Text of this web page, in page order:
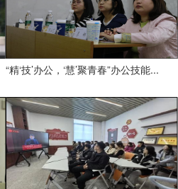
“精‘技’办公，‘慧’聚青春”办公技能...